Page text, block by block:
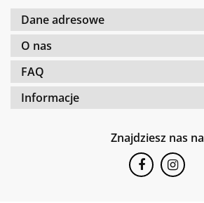
Dane adresowe
O nas
FAQ
Informacje
Znajdziesz nas na